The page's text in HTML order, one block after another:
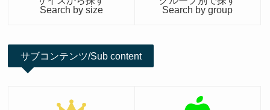
Search by size
Search by group
サブコンテンツ/Sub content